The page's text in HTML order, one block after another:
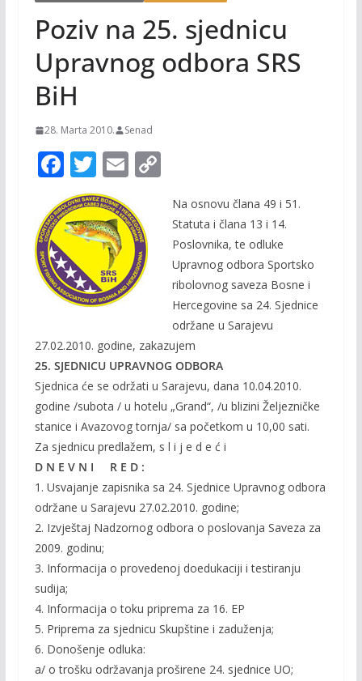
Poziv na 25. sjednicu
Upravnog odbora SRS
BiH
28. Marta 2010. Senad
F
ac
e
b
o
o
T
w
itt
er
E
ai
l
C
p
y
Li
n
k
Na osnovu člana 49 i 51.
Statuta i člana 13 i 14.
Poslovnika, te odluke
Upravnog odbora Sportsko
ribolovnog saveza Bosne i
Hercegovine sa 24. Sjednice
održane u Sarajevu
27.02.2010. godine, zakazujem
25. SJEDNICU UPRAVNOG ODBORA
Sjednica će se održati u Sarajevu, dana 10.04.2010.
godine /subota / u hotelu „Grand“, /u blizini Željezničke
stanice i Avazovog tornja/ sa početkom u 10,00 sati.
Za sjednicu predlažem, s l i j e d e ć i
D N E V N I R E D :
1. Usvajanje zapisnika sa 24. Sjednice Upravnog odbora
održane u Sarajevu 27.02.2010. godine;
2. Izvještaj Nadzornog odbora o poslovanja Saveza za
2009. godinu;
3. Informacija o provedenoj doedukaciji i testiranju
sudija;
4. Informacija o toku priprema za 16. EP
5. Priprema za sjednicu Skupštine i zaduženja;
6. Donošenje odluka:
a/ o trošku održavanja proširene 24. sjednice UO;